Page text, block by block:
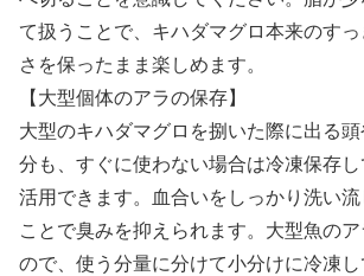
て扱うことで、キハダマグロ本来のす
さを保ったまま楽しめます。
【大型個体のアラの保存】
大型のキハダマグロを捌いた際に出る
分も、すぐに使わない場合は冷凍保存し
活用できます。血合いをしっかり洗い
ことで臭みを抑えられます。大型魚の
ので、使う分量に分けて小分けに冷凍